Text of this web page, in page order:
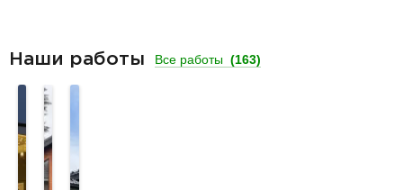
Наши работы Все работы (163)